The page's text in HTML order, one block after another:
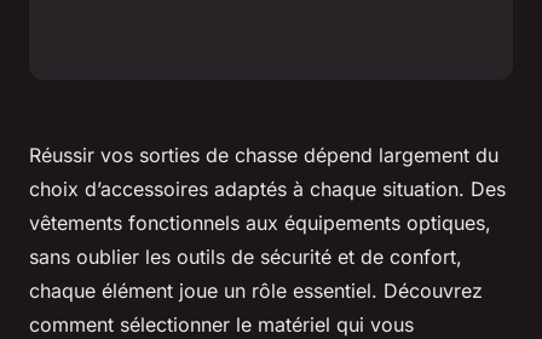
Réussir vos sorties de chasse dépend largement du
choix d’accessoires adaptés à chaque situation. Des
vêtements fonctionnels aux équipements optiques,
sans oublier les outils de sécurité et de confort,
chaque élément joue un rôle essentiel. Découvrez
comment sélectionner le matériel qui vous